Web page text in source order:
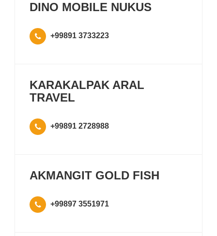
DINO MOBILE NUKUS
+99891 3733223
KARAKALPAK ARAL
TRAVEL
+99891 2728988
AKMANGIT GOLD FISH
+99897 3551971